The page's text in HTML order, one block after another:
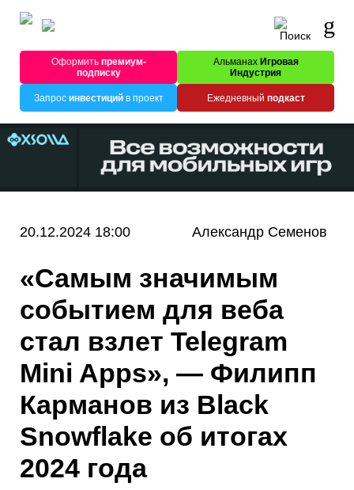
Оформитьпремиум-
подписку
Альманах Игровая
Индустрия
Запрос инвестицийв проект Ежедневный подкаст
20.12.2024 18:00 Александр Семенов
«Cамым значимым
событием для веба
стал взлет Telegram
Mini Apps», — Филипп
Карманов из Black
Snowflake об итогах
2024 года